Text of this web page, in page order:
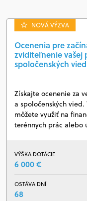
NOVÁ VÝZVA
Ocenenia pre
zviditeľnenie vašej
spoločenských vied
Získajte ocenenie za
a spoločenských
môžete využiť na
terénnych prác alebo
VÝŠKA DOTÁCIE
6 000 €
OSTÁVA DNÍ
68